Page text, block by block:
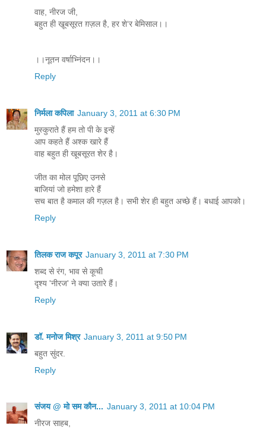
वाह, नीरज जी,
बहुत ही खू़बसूरत ग़ज़ल है, हर शे‘र बेमिसाल।।
।।नूतन वर्षाभ्निंदन।।
Reply
निर्मला कपिला January 3, 2011 at 6:30 PM
मुस्‍कुराते हैं हम तो पी के इन्‍हें
आप कहते हैं अश्क खारे हैं
वाह बहुत ही खूबसूरत शेर है।
जीत का मोल पूछिए उनसे
बाजियां जो हमेशा हारे हैं
सच बात है कमाल की गज़ल है। सभी शेर ही बहुत अच्छे हैं। बधाई आपको।
Reply
तिलक राज कपूर January 3, 2011 at 7:30 PM
शब्‍द से रंग, भाव से कूची
दृश्‍य 'नीरज' ने क्‍या उतारे हैं।
Reply
डॉ. मनोज मिश्र January 3, 2011 at 9:50 PM
बहुत सुंदर.
Reply
संजय @ मो सम कौन... January 3, 2011 at 10:04 PM
नीरज साहब,